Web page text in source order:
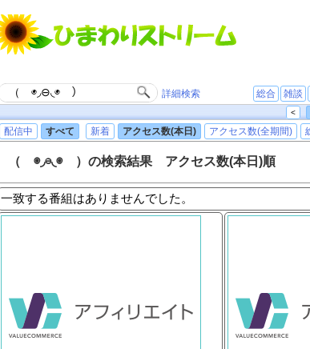
詳細検索 総合 雑談
<
配信中
すべて 新着 アクセス数(本日) アクセス数(全期間)
（ ◉◞⊖◟◉ ）の検索結果 アクセス数(本日)順
一致する番組はありませんでした。